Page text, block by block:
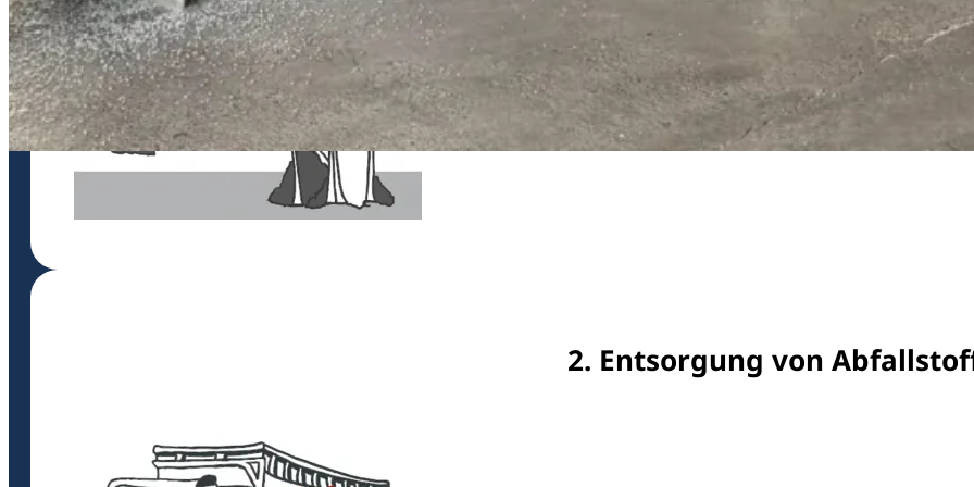
2. Entsorgung von